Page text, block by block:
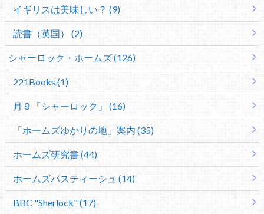
イギリスは美味しい？ (9)
読書（英国） (2)
シャーロック・ホームズ (126)
221Books (1)
月９「シャーロック」 (16)
「ホームズゆかりの地」案内 (35)
ホームズ研究書 (44)
ホームズパスティーシュ (14)
BBC "Sherlock" (17)